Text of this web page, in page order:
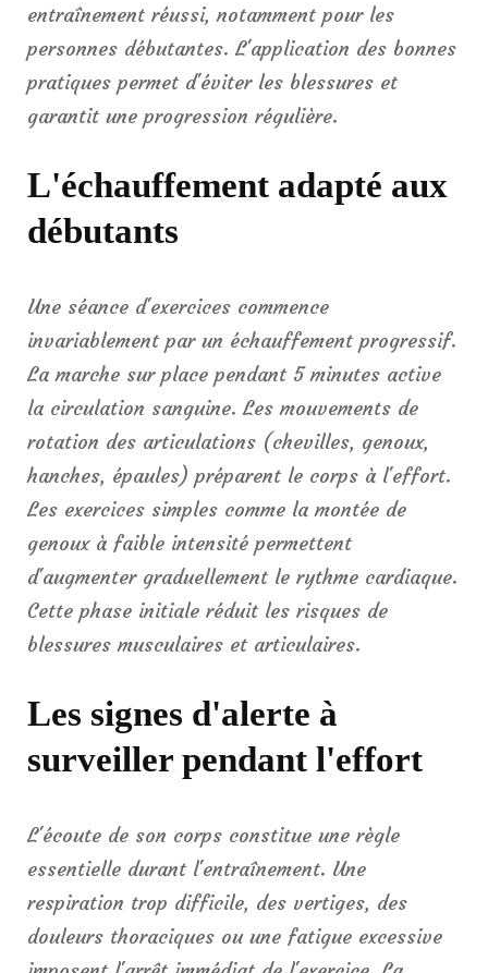
entraînement réussi, notamment pour les
personnes débutantes. L'application des bonnes
pratiques permet d'éviter les blessures et
garantit une progression régulière.
L'échauffement adapté aux
débutants
Une séance d'exercices commence
invariablement par un échauffement progressif.
La marche sur place pendant 5 minutes active
la circulation sanguine. Les mouvements de
rotation des articulations (chevilles, genoux,
hanches, épaules) préparent le corps à l'effort.
Les exercices simples comme la montée de
genoux à faible intensité permettent
d'augmenter graduellement le rythme cardiaque.
Cette phase initiale réduit les risques de
blessures musculaires et articulaires.
Les signes d'alerte à
surveiller pendant l'effort
L'écoute de son corps constitue une règle
essentielle durant l'entraînement. Une
respiration trop difficile, des vertiges, des
douleurs thoraciques ou une fatigue excessive